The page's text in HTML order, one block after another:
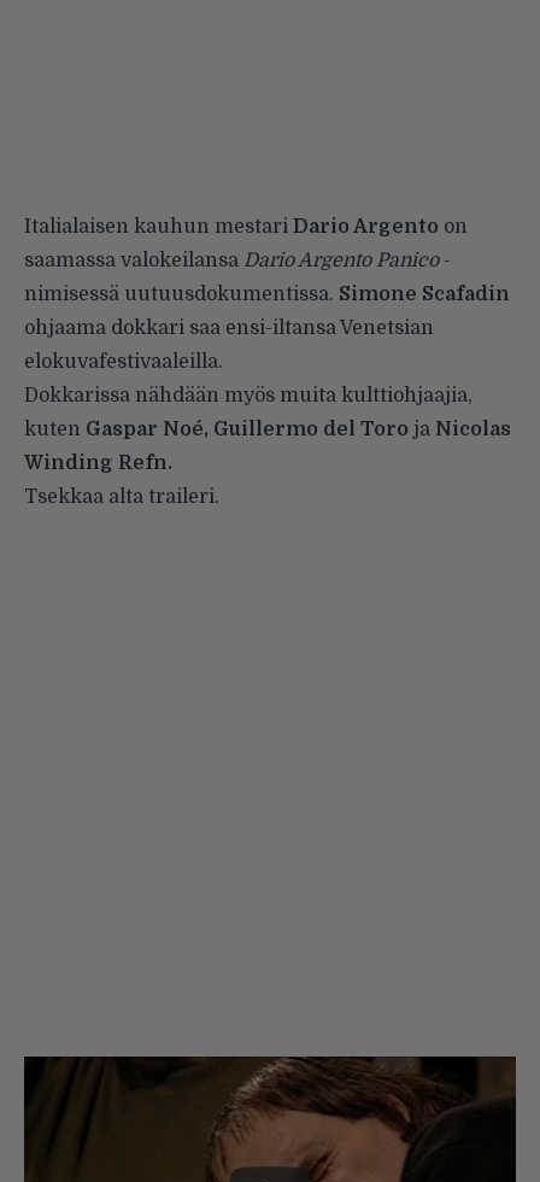
Italialaisen kauhun mestari Dario Argento on
saamassa valokeilansa Dario Argento Panico-
nimisessä uutuusdokumentissa. Simone Scafadin
ohjaama dokkari saa ensi-iltansa Venetsian
elokuvafestivaaleilla.
Dokkarissa nähdään myös muita kulttiohjaajia,
kuten Gaspar Noé, Guillermo del Toro ja Nicolas
Winding Refn.
Tsekkaa alta traileri.